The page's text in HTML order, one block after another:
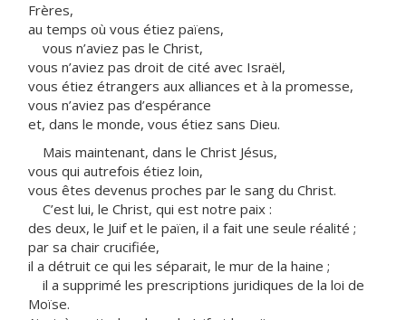
Frères,
au temps où vous étiez païens,
vous n’aviez pas le Christ,
vous n’aviez pas droit de cité avec Israël,
vous étiez étrangers aux alliances et à la promesse,
vous n’aviez pas d’espérance
et, dans le monde, vous étiez sans Dieu.
Mais maintenant, dans le Christ Jésus,
vous qui autrefois étiez loin,
vous êtes devenus proches par le sang du Christ.
C’est lui, le Christ, qui est notre paix :
des deux, le Juif et le païen, il a fait une seule réalité ;
par sa chair crucifiée,
il a détruit ce qui les séparait, le mur de la haine ;
il a supprimé les prescriptions juridiques de la loi de
Moïse.